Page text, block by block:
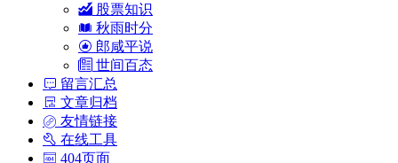
股票知识
秋雨时分
郎咸平说
世间百态
留言汇总
文章归档
友情链接
在线工具
404页面